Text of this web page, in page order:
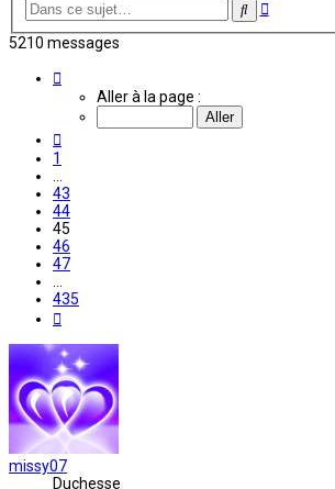
Rechercher
Recherche
5210 messages
Aller à la page :
1
43
44
45
46
47
435
missy07
Duchesse